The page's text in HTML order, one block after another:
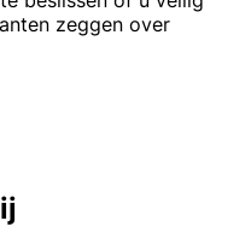
zeggen over